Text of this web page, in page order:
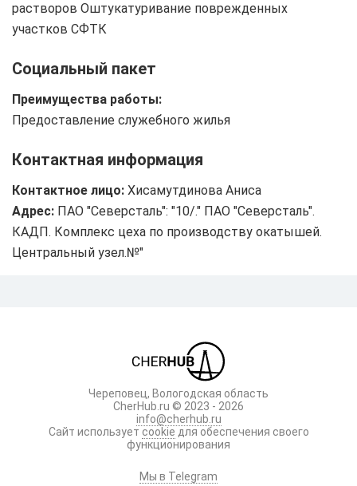
растворов Оштукатуривание поврежденных
участков СФТК
Социальный пакет
Преимущества работы:
Предоставление служебного жилья
Контактная информация
Контактное лицо: Хисамутдинова Аниса
Адрес: ПАО "Северсталь": "10/." ПАО "Северсталь".
КАДП. Комплекс цеха по производству окатышей.
Центральный узел.№"
Череповец, Вологодская область
CherHub.ru © 2023 - 2026
info@cherhub.ru
Сайт использует cookie для обеспечения своего
функционирования
Мы в Telegram